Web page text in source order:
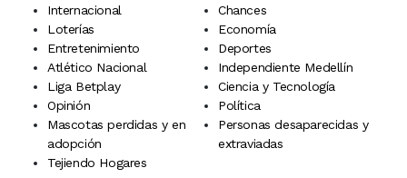
Internacional
Chances
Loterías
Economía
Entretenimiento
Deportes
Atlético Nacional
Independiente Medellín
Liga Betplay
Ciencia y Tecnología
Opinión
Política
Mascotas perdidas y en
adopción
Personas desaparecidas y
extraviadas
Tejiendo Hogares